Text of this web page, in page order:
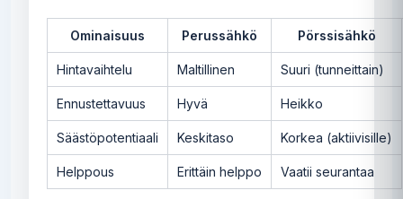
Ominaisuus Perussähkö Pörssisähkö
Hintavaihtelu Maltillinen Suuri (tunneittain)
Ennustettavuus Hyvä Heikko
Säästöpotentiaali Keskitaso Korkea (aktiivisille)
Helppous Erittäin helppo Vaatii seurantaa